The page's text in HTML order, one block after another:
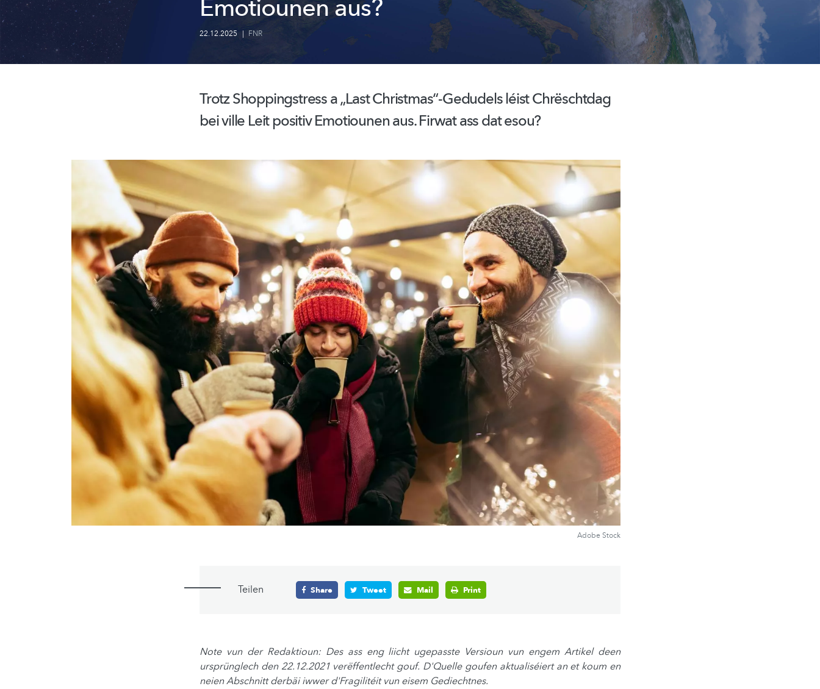
Emotiounen aus?
22.12.2025 | FNR
TrotzShoppingstressa „LastChristmas“-Gedudelsléist Chrëschtdag
bei ville Leit positiv Emotiounen aus. Firwat ass dat esou?
Adobe Stock
Teilen Share Tweet Mail Print
Note vun der Redaktioun: Des ass eng liicht ugepasste Versioun vun engem Artikel deen
ursprünglech den 22.12.2021 verëffentlecht gouf. D'Quelle goufen aktualiséiert an et koum en
neien Abschnitt derbäi iwwer d'Fragilitéit vun eisem Gediechtnes.